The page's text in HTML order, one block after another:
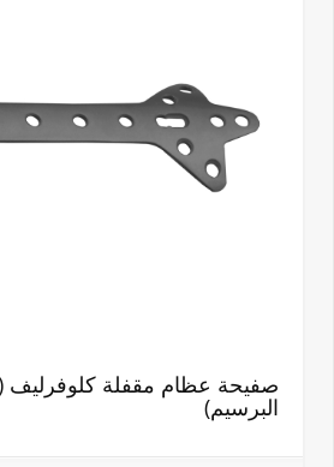
صفيحة عظام مقفلة
البرسيم)